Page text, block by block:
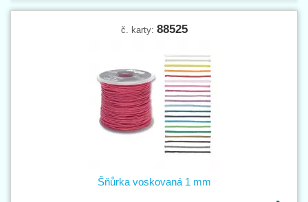
č. karty: 88525
Šňůrka voskovaná 1 mm